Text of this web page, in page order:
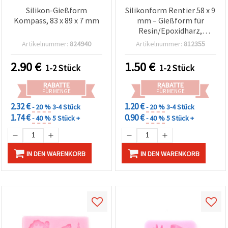
Silikon-Gießform
Kompass, 83 x 89 x 7 mm
Artikelnummer: 824940
2.90€ 1-2 Stück
RABATTE
FÜR MENGE
2.32 €- 20 %3-4 Stück
1.74 €- 40 %5 Stück +
IN DEN WARENKORB
Silikonform Rentier 58 x 9
mm – Gießform für
Resin/Epoxidharz,
Polymer Clay (Fimo) &
Artikelnummer: 812355
1.50€ 1-2 Stück
RABATTE
FÜR MENGE
1.20 €- 20 %3-4 Stück
0.90 €- 40 %5 Stück +
IN DEN WARENKORB